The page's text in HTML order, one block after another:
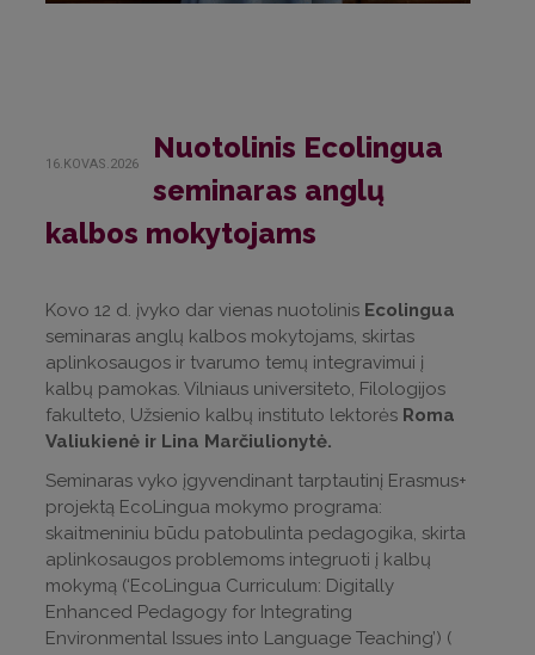
16.KOVAS.2026
Nuotolinis Ecolingua
seminaras anglų
kalbos mokytojams
Kovo 12 d. įvyko dar vienas nuotolinis Ecolingua
seminaras anglų kalbos mokytojams, skirtas
aplinkosaugos ir tvarumo temų integravimui į
kalbų pamokas. Vilniaus universiteto, Filologijos
fakulteto, Užsienio kalbų instituto lektorės Roma
Valiukienė ir Lina Marčiulionytė.
Seminaras vyko įgyvendinant tarptautinį Erasmus+
projektą EcoLingua mokymo programa:
skaitmeniniu būdu patobulinta pedagogika, skirta
aplinkosaugos problemoms integruoti į kalbų
mokymą (‘EcoLingua Curriculum: Digitally
Enhanced Pedagogy for Integrating
Environmental Issues into Language Teaching’) (